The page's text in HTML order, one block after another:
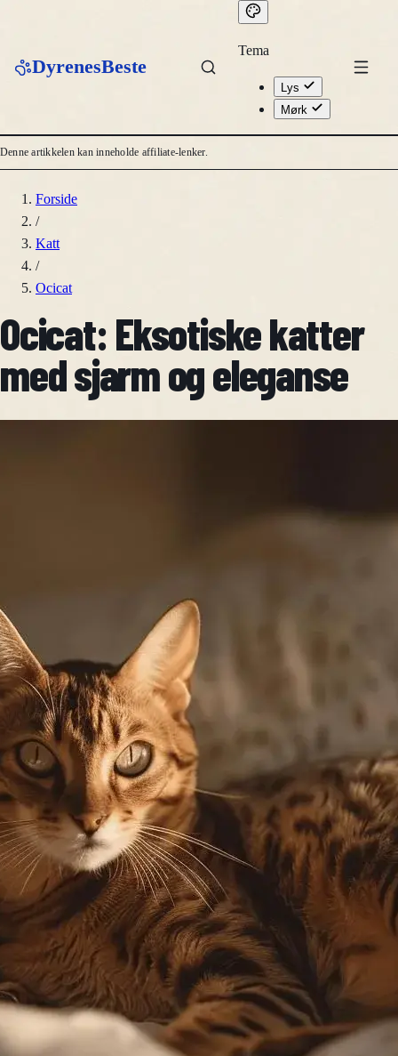
DyrenesBeste
Tema
Lys
Mørk
Denne artikkelen kan inneholde affiliate-lenker.
Forside
/
Katt
/
Ocicat
Ocicat: Eksotiske katter
med sjarm og eleganse